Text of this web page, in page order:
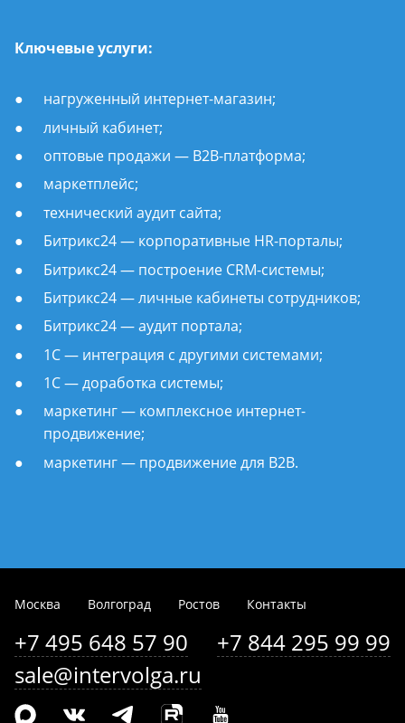
Ключевые услуги:
нагруженный интернет-магазин;
личный кабинет;
оптовые продажи — B2B-платформа;
маркетплейс;
технический аудит сайта;
Битрикс24 — корпоративные HR-порталы;
Битрикс24 — построение CRM-системы;
Битрикс24 — личные кабинеты сотрудников;
Битрикс24 — аудит портала;
1С — интеграция с другими системами;
1С — доработка системы;
маркетинг — комплексное интернет-
продвижение;
маркетинг — продвижение для B2B.
Москва Волгоград Ростов Контакты
+7 495 648 57 90
+7 844 295 99 99
sale@intervolga.ru